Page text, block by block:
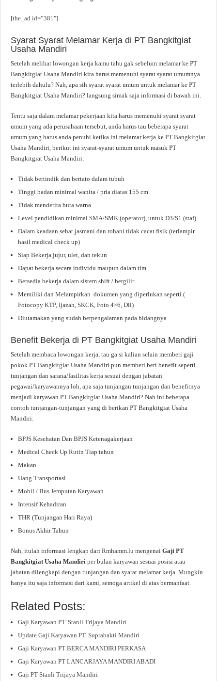
[the_ad id=”381″]
Syarat Syarat Melamar Kerja di PT Bangkitgiat
Usaha Mandiri
Setelah melihat lowongan kerja kamu tahu gak sebelum melamar ke PT
Bangkitgiat Usaha Mandiri kita harus memenuhi syarat syarat umumnya
terlebih dahulu? Nah, apa sih syarat syarat umum untuk melamar ke PT
Bangkitgiat Usaha Mandiri? langsung simak saja informasi di bawah ini.
Tentu saja dalam melamar pekerjaan kita harus memenuhi syarat syarat
umum yang ada perusahaan tersebut, anda harus tau beberapa syarat
umum yang harus anda penuhi ketika ini melamar kerja ke PT Bangkitgiat
Usaha Mandiri, berikut ini syarat-syarat umum untuk masuk PT
Bangkitgiat Usaha Mandiri:
Tidak bertindik dan bertato dalam tubuh
Tinggi badan minimal wanita / pria diatas 155 cm
Tidak menderita buta warna
Level pendidikan minimal SMA/SMK (operator), untuk D3/S1 (staf)
Dalam keadaan sehat jasmani dan rohani tidak cacat fisik (terlampir
hasil medical check up)
Siap Bekerja jujur, ulet, dan tekun
Dapat bekerja secara individu maupun dalam tim
Bersedia bekerja dalam sistem shift / bergilir
Memiliki dan Melampirkan dokumen yang diperlukan seperti (
Fotocopy KTP, Ijazah, SKCK, Foto 4×6, Dll)
Diutamakan yang sudah berpengalaman pada bidangnya
Benefit Bekerja di PT Bangkitgiat Usaha Mandiri
Setelah membaca lowongan kerja, tau ga si kalian selain memberi gaji
pokok PT Bangkitgiat Usaha Mandiri pun memberi beri benefit seperti
tunjangan dan sarana/fasilitas kerja sesuai dengan jabatan
pegawai/karyawannya loh, apa saja tunjangan tunjangan dan benefitnya
menjadi karyawan PT Bangkitgiat Usaha Mandiri? Nah ini beberapa
contoh tunjangan-tunjangan yang di berikan PT Bangkitgiat Usaha
Mandiri:
BPJS Kesehatan Dan BPJS Ketenagakerjaan
Medical Check Up Rutin Tiap tahun
Makan
Uang Transportasi
Mobil / Bus Jemputan Karyawan
Intensif Kehadiran
THR (Tunjangan Hari Raya)
Bonus Akhir Tahun
Nah, itulah informasi lengkap dari Rmhamm.lu mengenaiGaji PT
Bangkitgiat Usaha Mandiriper bulan karyawan sesuai posisi atau
jabatan dilengkapi dengan tunjangan dan syarat melamar kerja. Mungkin
hanya itu saja informasi dari kami, semoga artikel di atas bermanfaat.
Related Posts:
Gaji Karyawan PT. Stanli Trijaya Mandiri
Update Gaji Karyawan PT. Suprabakti Mandiri
Gaji Karyawan PT BERCA MANDIRI PERKASA
Gaji Karyawan PT LANCARJAYA MANDIRI ABADI
Gaji PT Stanli Trijaya Mandiri